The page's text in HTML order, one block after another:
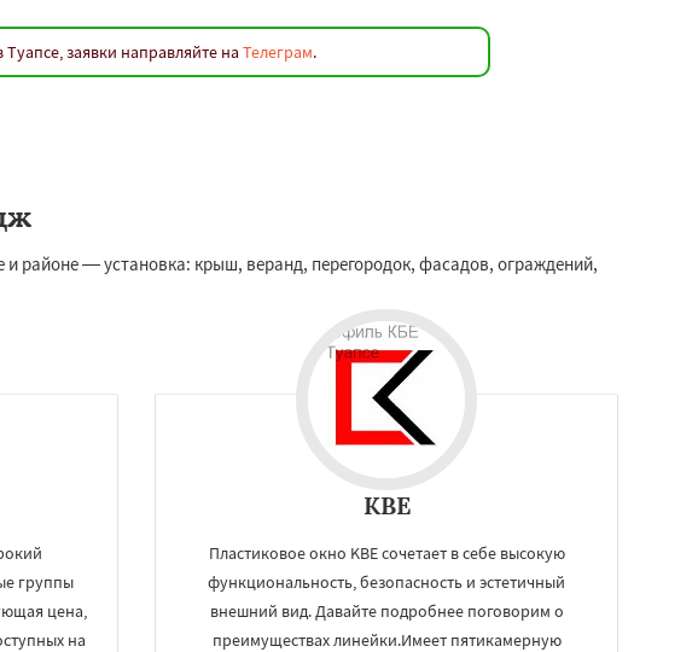
заявки направляйте на Телеграм.
и районе — установка: крыш, веранд, перегородок, фасадов, ограждений,
группы
цена,
на
KBE
Пластиковое окно KBE сочетает в себе высокую
функциональность, безопасность и эстетичный
внешний вид. Давайте подробнее поговорим о
преимуществах линейки.Имеет пятикамерную